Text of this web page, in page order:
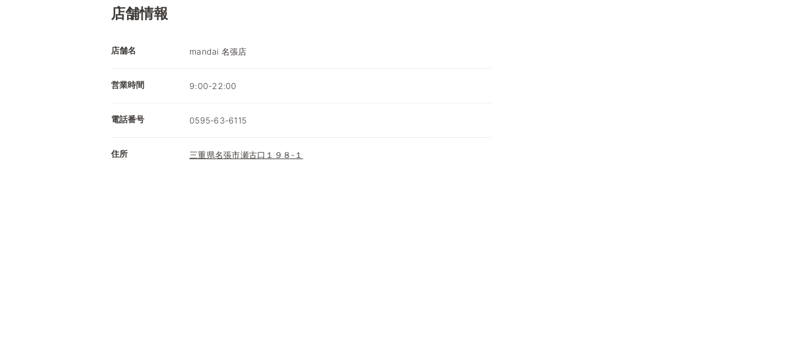
店舗情報
店舗名 mandai 名張店
営業時間 9:00-22:00
電話番号 0595-63-6115
住所 三重県名張市瀬古口１９８-１